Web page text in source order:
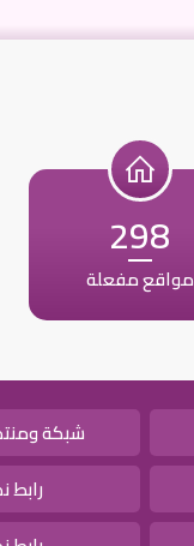
298
مواقع مفعلة
شبكة